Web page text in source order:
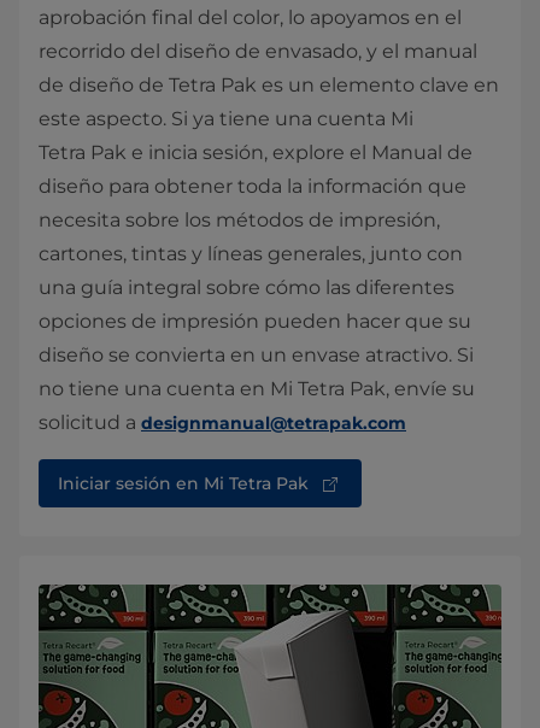
aprobación final del color, lo apoyamos en el
recorrido del diseño de envasado, y el manual
de diseño de Tetra Pak es un elemento clave en
este aspecto. Si ya tiene una cuenta Mi
Tetra Pak e inicia sesión, explore el Manual de
diseño para obtener toda la información que
necesita sobre los métodos de impresión,
cartones, tintas y líneas generales, junto con
una guía integral sobre cómo las diferentes
opciones de impresión pueden hacer que su
diseño se convierta en un envase atractivo. Si
no tiene una cuenta en Mi Tetra Pak, envíe su
solicitud a designmanual@tetrapak.com
Iniciar sesión en Mi Tetra Pak